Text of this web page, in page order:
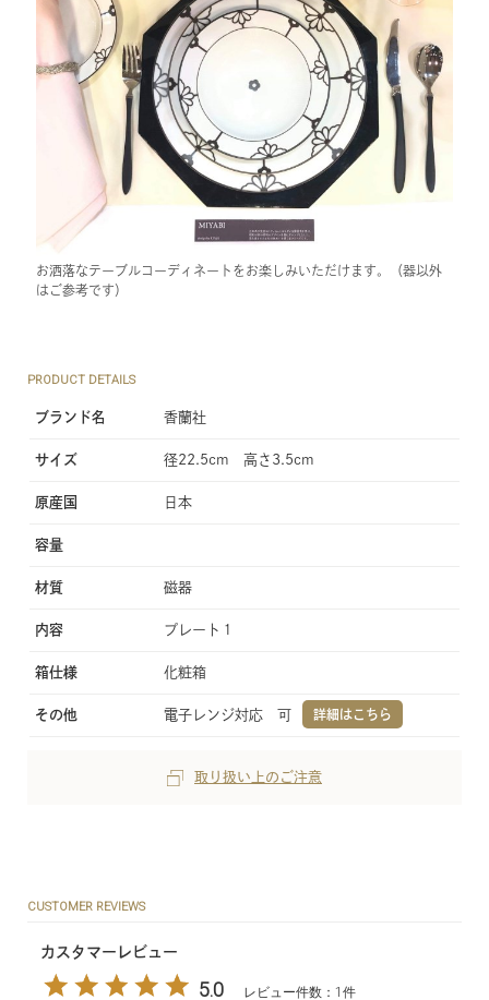
お洒落なテーブルコーディネートをお楽しみいただけます。（器以外
はご参考です）
PRODUCT DETAILS
ブランド名 香蘭社
サイズ 径22.5cm 高さ3.5cm
原産国 日本
容量
材質 磁器
内容 プレート１
箱仕様 化粧箱
その他 電子レンジ対応 可 詳細はこちら
取り扱い上のご注意
CUSTOMER REVIEWS
カスタマーレビュー
5.0 レビュー件数：1件